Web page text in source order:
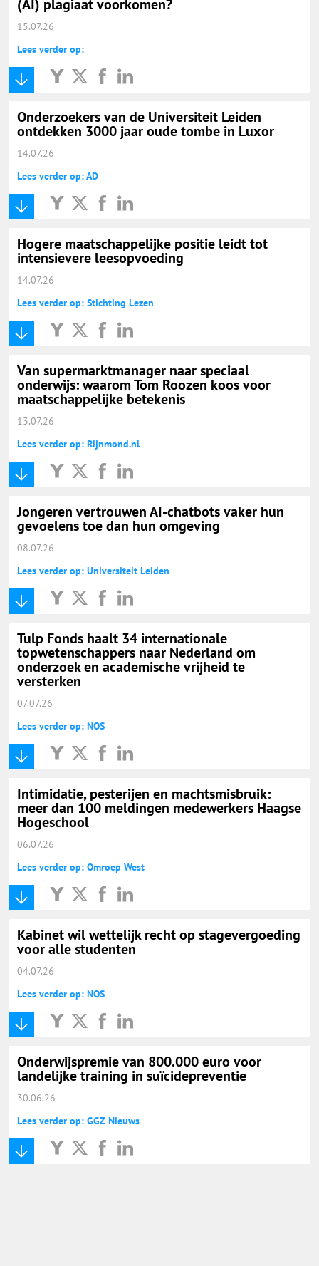
(AI) plagiaat voorkomen?
15.07.26
Lees verder op:
Onderzoekers van de Universiteit Leiden
ontdekken 3000 jaar oude tombe in Luxor
14.07.26
Lees verder op: AD
Hogere maatschappelijke positie leidt tot
intensievere leesopvoeding
14.07.26
Lees verder op: Stichting Lezen
Van supermarktmanager naar speciaal
onderwijs: waarom Tom Roozen koos voor
maatschappelijke betekenis
13.07.26
Lees verder op: Rijnmond.nl
Jongeren vertrouwen AI-chatbots vaker hun
gevoelens toe dan hun omgeving
08.07.26
Lees verder op: Universiteit Leiden
Tulp Fonds haalt 34 internationale
topwetenschappers naar Nederland om
onderzoek en academische vrijheid te
versterken
07.07.26
Lees verder op: NOS
Intimidatie, pesterijen en machtsmisbruik:
meer dan 100 meldingen medewerkers Haagse
Hogeschool
06.07.26
Lees verder op: Omroep West
Kabinet wil wettelijk recht op stagevergoeding
voor alle studenten
04.07.26
Lees verder op: NOS
Onderwijspremie van 800.000 euro voor
landelijke training in suïcidepreventie
30.06.26
Lees verder op: GGZ Nieuws